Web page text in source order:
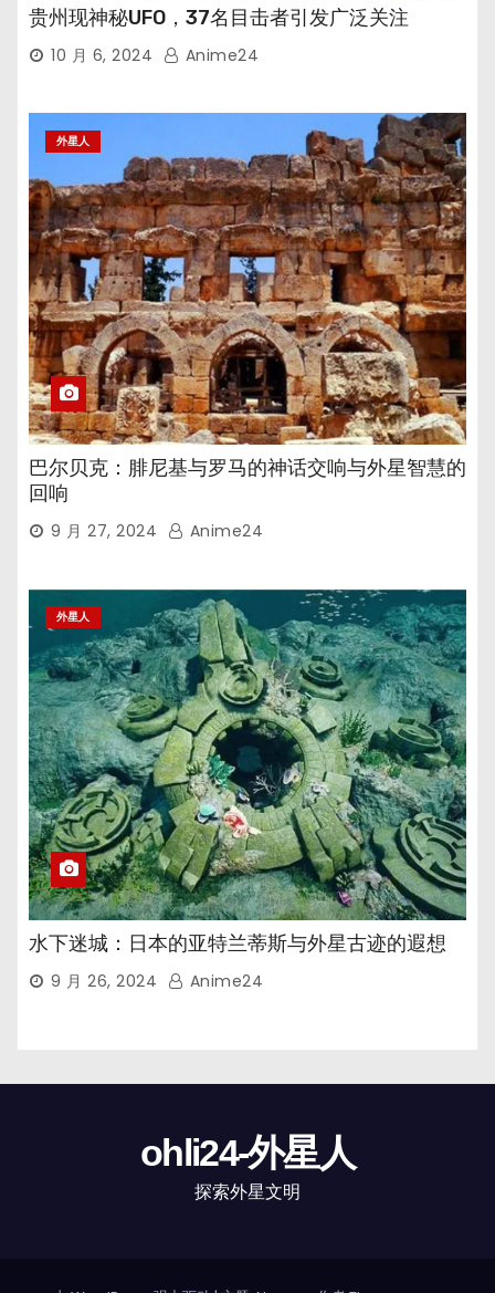
贵州现神秘UFO，37名目击者引发广泛关注
10 月 6, 2024 Anime24
外星人
巴尔贝克：腓尼基与罗马的神话交响与外星智慧的
回响
9 月 27, 2024 Anime24
外星人
水下迷城：日本的亚特兰蒂斯与外星古迹的遐想
9 月 26, 2024 Anime24
ohli24-外星人
探索外星文明